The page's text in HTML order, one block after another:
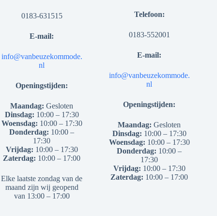
0183-631515
E-mail:
info@vanbeuzekommode.
nl
Openingstijden:
Maandag: Gesloten
Dinsdag: 10:00 – 17:30
Woensdag: 10:00 – 17:30
Donderdag: 10:00 –
17:30
Vrijdag: 10:00 – 17:30
Zaterdag: 10:00 – 17:00
Elke laatste zondag van de
maand zijn wij geopend
van 13:00 – 17:00
Telefoon:
0183-552001
E-mail:
info@vanbeuzekommode.
nl
Openingstijden:
Maandag: Gesloten
Dinsdag: 10:00 – 17:30
Woensdag: 10:00 – 17:30
Donderdag: 10:00 –
17:30
Vrijdag: 10:00 – 17:30
Zaterdag: 10:00 – 17:00